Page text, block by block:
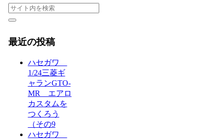
へ
最近の投稿
ハセガワ
1/24三菱ギ
ャランGTO-
MR エアロ
カスタムを
つくろう
（その9
ハセガワ